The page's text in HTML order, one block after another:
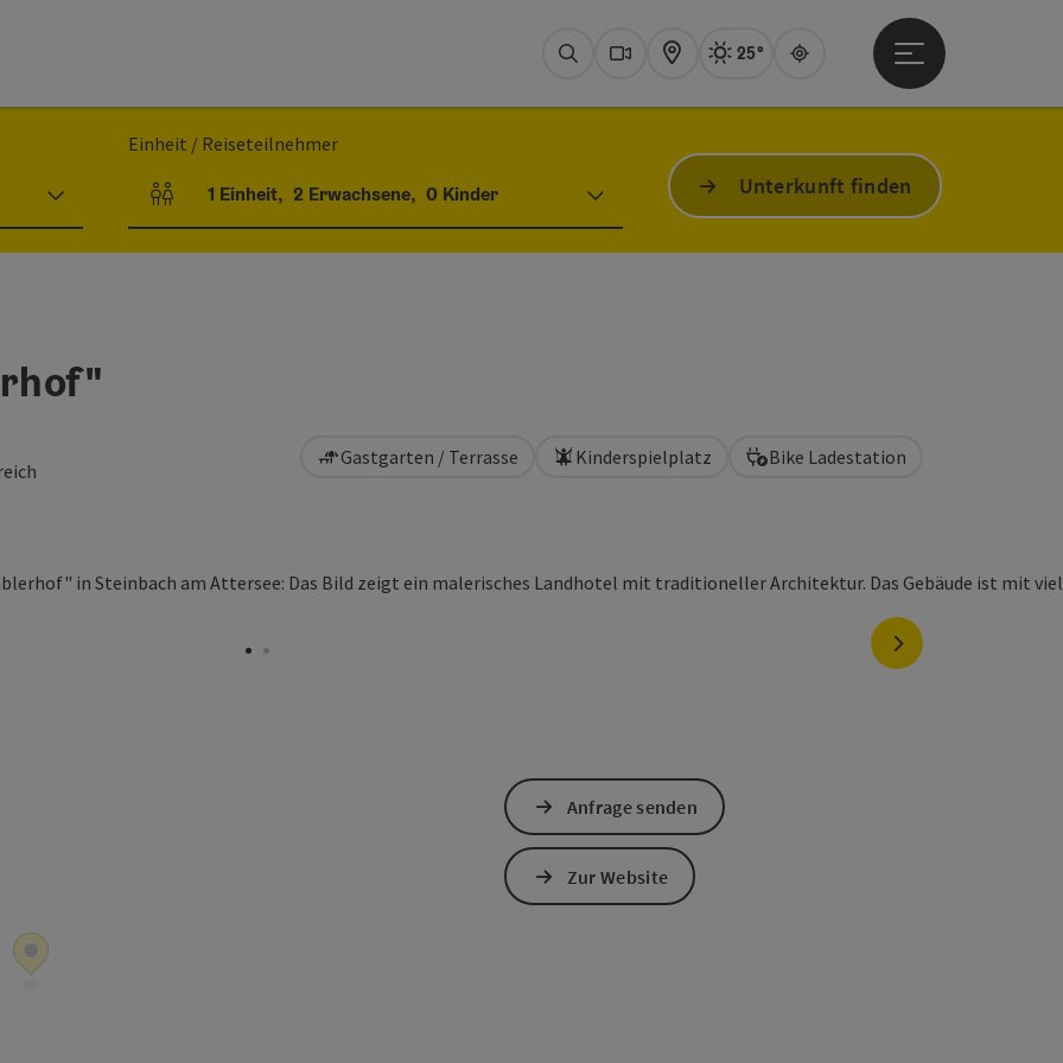
SuchenWebcams
Karte Aktuelles WetterAttersee, sonnig
25°
Guide
Hauptmenü öffnen
Einheit / Reiseteilnehmer
Einheitenanzahl und Personenfelder
1 Einheit, 2 Erwachsene, 0 Kinder Unterkunft finden
nächstes Element
Gastgarten / Terrasse Kinderspielplatz Bike Ladestation
Anfrage senden
Zur Website